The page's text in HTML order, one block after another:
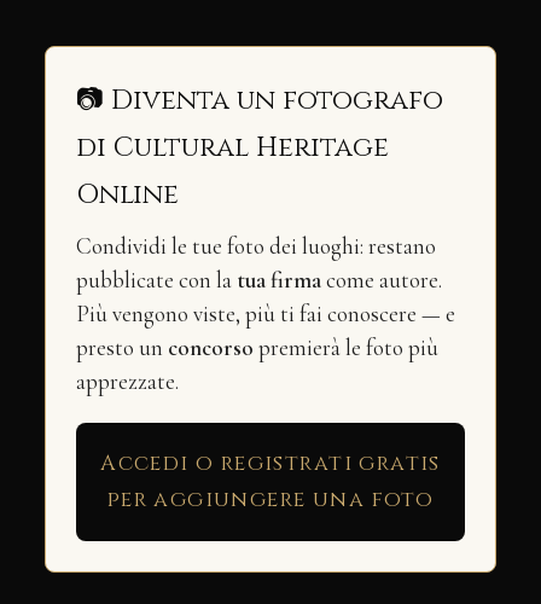
📷 Diventa un fotografo
di Cultural Heritage
Online
Condividi le tue foto dei luoghi: restano
pubblicate con la tua firmacome autore.
Più vengono viste, più ti fai conoscere — e
presto un concorso premierà le foto più
apprezzate.
Accedi o registrati gratis
per aggiungere una foto